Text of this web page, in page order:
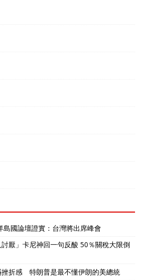
島國論壇證實：台灣將出席峰會
厭」卡尼神回一句反酸 50％關稅大限倒
挫折感 特朗普是最不懂伊朗的美總統